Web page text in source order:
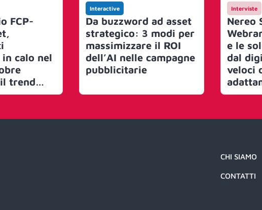
FCP-
calo nel
trend
in
Interactive
Da buzzword ad asset
strategico: 3 modi per
massimizzare il ROI
dell’AI nelle campagne
pubblicitarie
Interviste
Nereo
e le
dal
veloci
CHI SIAMO
CONTATTI